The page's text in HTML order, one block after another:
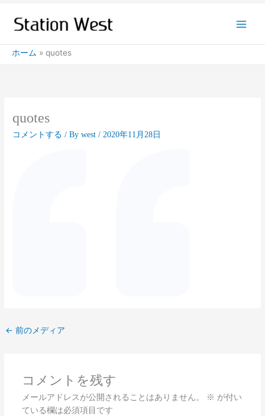
ス
ホーム quotes
quotes
コメントする / Bywest/ 2020年11月28日
← 前のメディア
コメントを残す
メールアドレスが公開されることはありません。 ※ が付い
ている欄は必須項目です